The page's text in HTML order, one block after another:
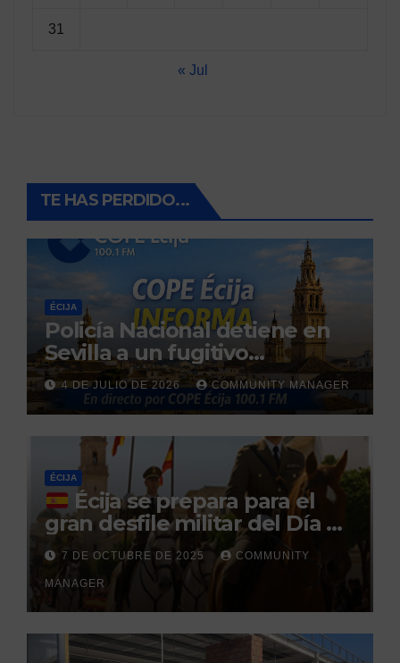
31
« Jul
TE HAS PERDIDO...
ÉCIJA
Policía Nacional detiene en
Sevilla a un fugitivo
reclamado por narcotráfico
tras no regresar a prisión
durante un permiso
penitenciario
4 DE JULIO DE 2026 COMMUNITY MANAGER
ÉCIJA
Écija se prepara para el
gran desfile militar del Día de
la Hispanidad organizado por
el Centro Militar de Cría
Caballar
7 DE OCTUBRE DE 2025 COMMUNITY
MANAGER